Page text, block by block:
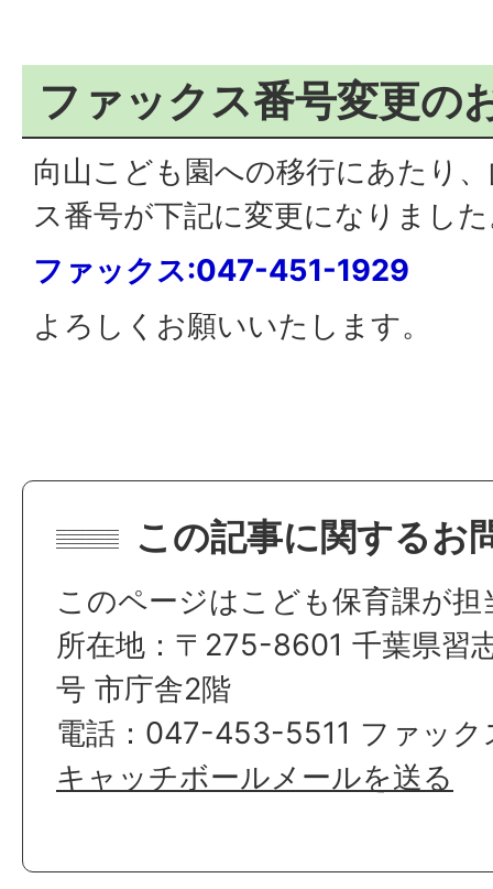
ファックス番号変更の
向山こども園への移行にあたり
ス番号が下記に変更になりまし
ファックス:047-451-1929
よろしくお願いいたします。
この記事に関するお
このページはこども保育課が
所在地：〒275-8601 千葉県習
号 市庁舎2階
電話：047-453-5511 ファッ
キャッチボールメールを送る